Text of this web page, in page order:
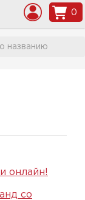
0
онлайн!
со